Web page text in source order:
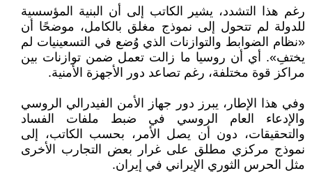
رغم هذا التشدد، يشير الكاتب إلى أن البنية المؤسسية
للدولة لم تتحول إلى نموذج مغلق بالكامل، موضحًا أن
«نظام الضوابط والتوازنات الذي وُضع في التسعينيات لم
يختفِ». أي أن روسيا ما زالت تعمل ضمن توازنات بين
مراكز قوة مختلفة، رغم تصاعد دور الأجهزة الأمنية.
وفي هذا الإطار، يبرز دور جهاز الأمن الفيدرالي الروسي
والإدعاء العام الروسي في ضبط ملفات الفساد
والتحقيقات، دون أن يصل الأمر، بحسب الكاتب، إلى
نموذج مركزي مطلق على غرار بعض التجارب الأخرى
مثل الحرس الثوري الإيراني في إيران.